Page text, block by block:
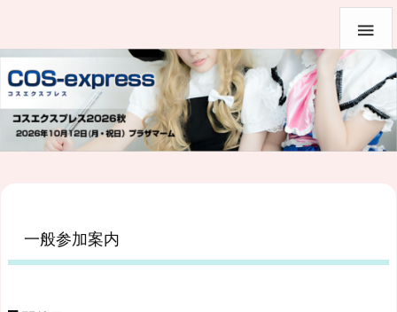

一般参加案内